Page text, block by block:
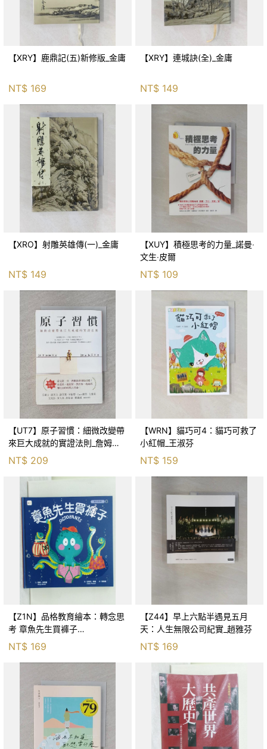
【XRY】鹿鼎記(五)新修版_金庸
NT$ 169
【XRY】連城訣(全)_金庸
NT$ 149
【XRO】射雕英雄傳(一)_金庸
NT$ 149
【XUY】積極思考的力量_諾曼‧
文生‧皮爾
NT$ 109
【UT7】原子習慣：細微改變帶
來巨大成就的實證法則_詹姆斯‧
克利爾, 蔡世偉
NT$ 209
【WRN】貓巧可4：貓巧可救了
小紅帽_王淑芬
NT$ 159
【Z1N】品格教育繪本：轉念思
考 章魚先生買褲子
(Octopants)_蘇西‧西尼爾, 黃筱
NT$ 169
【Z44】早上六點半遇見五月
天：人生無限公司紀實_趙雅芬
NT$ 169